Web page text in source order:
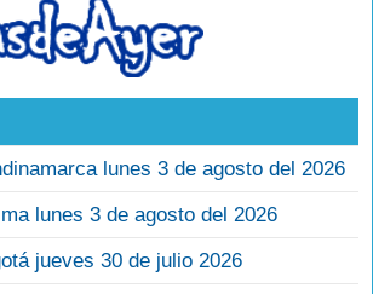
lunes 3 de agosto del 2026
lunes 3 de agosto del 2026
jueves 30 de julio 2026